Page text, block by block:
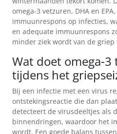
omega-3 vetzuren, DHA en
immuunrespons op infecties,
en adequate immuunrespons
minder ziek wordt van de
Wat doet omega-3
tijdens het
Bij een infectie met een virus
ontstekingsreactie die dan
detecteert de virusdeeltjes als
binnendringen, waardoor het
wordt. Een goede balans
VERSCHILLEN
TUSSEN
LEVERTRAAN
EN
LEVERTRAAN
GEZOND?
ACTUELE
AANBIEDINGEN